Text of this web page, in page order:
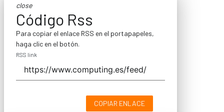
close
Código Rss
Para copiar el enlace RSS en el portapapeles,
haga clic en el botón.
RSS link
COPIAR ENLACE